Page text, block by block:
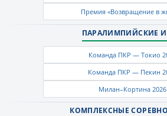
Премия «Возвращение в
ПАРАЛИМПИЙСКИЕ
Команда ПКР — Токио
Команда ПКР — Пекин
Милан–Кортина 2026
КОМПЛЕКСНЫЕ